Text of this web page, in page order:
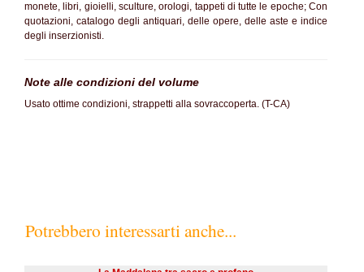
monete, libri, gioielli, sculture, orologi, tappeti di tutte le epoche; Con
quotazioni, catalogo degli antiquari, delle opere, delle aste e indice
degli inserzionisti.
Note alle condizioni del volume
Usato ottime condizioni, strappetti alla sovraccoperta. (T-CA)
Potrebbero interessarti anche...